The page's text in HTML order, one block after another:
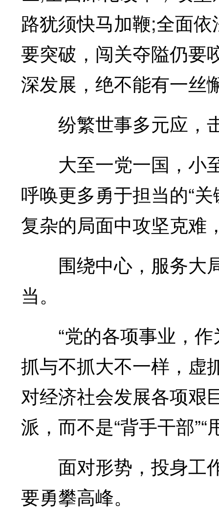
路犹须快马加鞭;全面
要突破，闯关夺隘仍要
深发展，绝不能有一丝
纷繁世事多元应，
大至一党一国，小
呼唤更多勇于担当的“
复杂的局面中攻坚克难
围绕中心，服务大局
当。
“党的各项事业，作
抓与不抓大不一样，虚
对经济社会发展各项艰
派，而不是“背手干部”“
面对形势，投身工作
要勇攀高峰。